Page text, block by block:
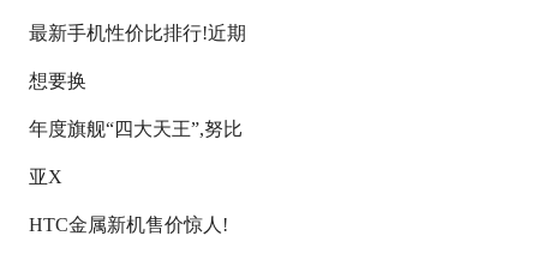
最新手机性价比排行!近期
想要换
年度旗舰“四大天王”,努比
亚X
HTC金属新机售价惊人!